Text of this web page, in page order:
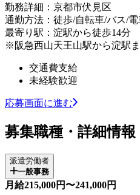
勤務詳細：京都市伏見区
通勤方法：徒歩/自転車/バス/電
最寄り駅：淀駅から徒歩14分
※阪急西山天王山駅から淀駅
交通費支給
未経験歓迎
応募画面に進む
募集職種・詳細情報
派遣労働者
一般事務
月給215,000円〜241,000円